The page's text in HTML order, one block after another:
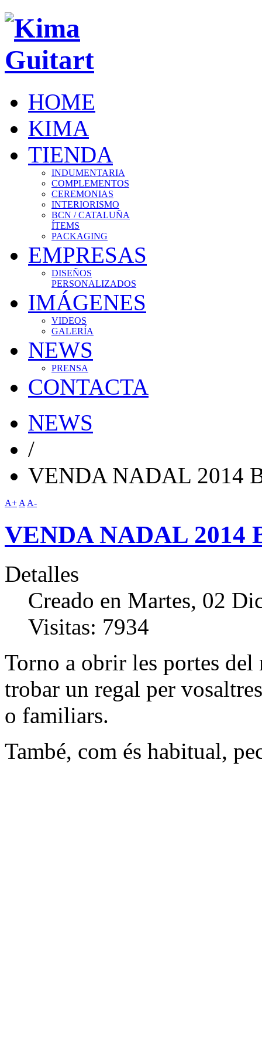
HOME
KIMA
TIENDA
INDUMENTARIA
COMPLEMENTOS
CEREMONIAS
INTERIORISMO
BCN / CATALUÑA
ÍTEMS
PACKAGING
EMPRESAS
DISEÑOS
PERSONALIZADOS
IMÁGENES
VIDEOS
GALERÍA
NEWS
PRENSA
CONTACTA
NEWS
/
VENDA NADAL 2014
A+ A A-
VENDA NADAL 2014
Detalles
Creado en Martes, 02
Visitas: 7934
Torno a obrir les portes
trobar un regal per
o familiars.
També, com és habitual,